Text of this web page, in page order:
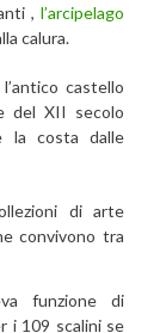
,l’arcipelago
calura.
l’antico castello
del XII secolo
la costa dalle
di arte
convivono tra
funzione di
i 109 scalini se